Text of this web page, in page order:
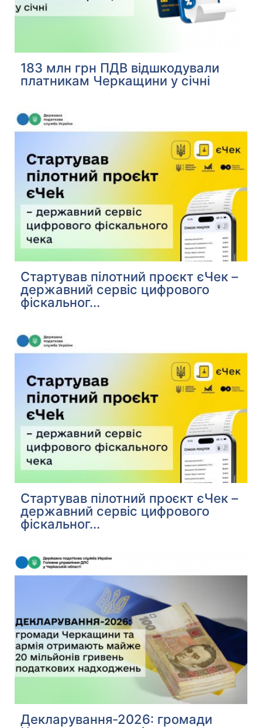
183 млн грн ПДВ відшкодували
платникам Черкащини у січні
Стартував пілотний проєкт єЧек –
державний сервіс цифрового
фіскальног...
Стартував пілотний проєкт єЧек –
державний сервіс цифрового
фіскальног...
Декларування-2026: громади